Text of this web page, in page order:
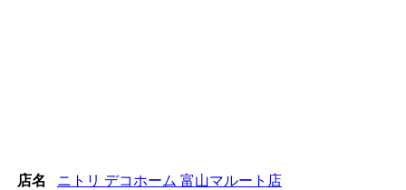
店名
ニトリ デコホーム 富山マルート店